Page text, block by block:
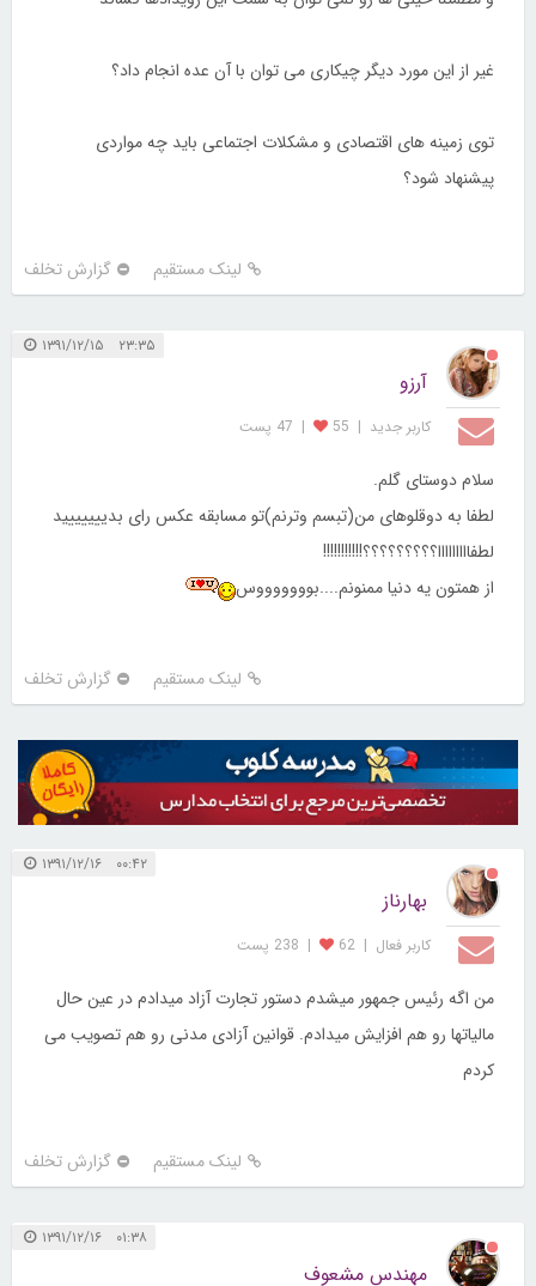
غیر از این مورد دیگر چیکاری می توان با آن عده انجام داد؟
توی زمینه های اقتصادی و مشکلات اجتماعی باید چه مواردی
پیشنهاد شود؟
لینک مستقیم گزارش تخلف
۲۳:۳۵ ۱۳۹۱/۱۲/۱۵
آرزو
کاربر جديد |
55
| 47 پست
سلام دوستای گلم.
لطفا به دوقلوهای من(تبسم وترنم)تو مسابقه عکس رای بدییییییید
لطفااااااااا؟؟؟؟؟؟؟؟؟!!!!!!!!!!!
از همتون یه دنیا ممنونم....بوووووووس
لینک مستقیم گزارش تخلف
۰۰:۴۲ ۱۳۹۱/۱۲/۱۶
بهارناز
کاربر فعال |
62
| 238 پست
من اگه رئیس جمهور میشدم دستور تجارت آزاد میدادم در عین حال
مالیاتها رو هم افزایش میدادم. قوانین آزادی مدنی رو هم تصویب می
کردم
لینک مستقیم گزارش تخلف
۰۱:۳۸ ۱۳۹۱/۱۲/۱۶
مهندس مشعوف